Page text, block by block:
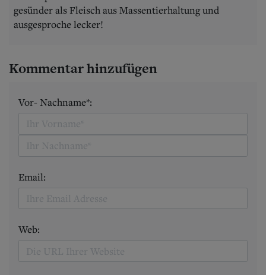
gesünder als Fleisch aus Massentierhaltung und
ausgesproche lecker!
Kommentar hinzufügen
Vor- Nachname*:
Email:
Web: